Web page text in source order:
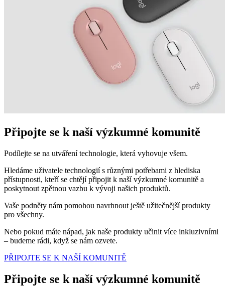
Připojte se k naší výzkumné komunitě
Podílejte se na utváření technologie, která vyhovuje všem.
Hledáme uživatele technologií s různými potřebami z hlediska
přístupnosti, kteří se chtějí připojit k naší výzkumné komunitě a
poskytnout zpětnou vazbu k vývoji našich produktů.
Vaše podněty nám pomohou navrhnout ještě užitečnější produkty
pro všechny.
Nebo pokud máte nápad, jak naše produkty učinit více inkluzivními
– budeme rádi, když se nám ozvete.
PŘIPOJTE SE K NAŠÍ KOMUNITĚ
Připojte se k naší výzkumné komunitě